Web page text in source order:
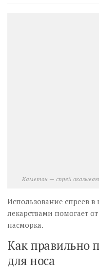
Каметон — спрей
Использование спреев
лекарствами помогает
насморка.
Как правильно
для носа